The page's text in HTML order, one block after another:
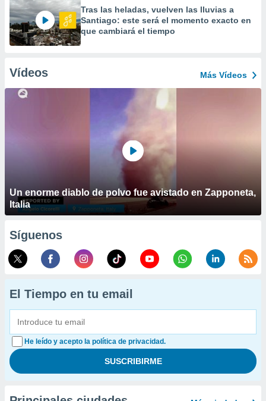
Tras las heladas, vuelven las lluvias a
Santiago: este será el momento exacto en
que cambiará el tiempo
Vídeos Más Vídeos
Un enorme diablo de polvo fue avistado en Zapponeta,
Italia
Síguenos
El Tiempo en tu email
He leído y acepto la política de privacidad.